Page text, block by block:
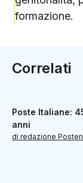
formazione.
Correlati
Poste Italiane:
anni
di redazione